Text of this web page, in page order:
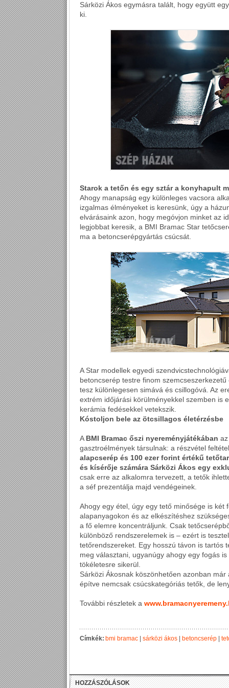
Sárközi Ákos egymásra talált, hogy együtt
ki.
Starok a tetőn és egy sztár a konyhapult
Ahogy manapság egy különleges vacsora
izgalmas élményeket is keresünk, úgy a
elvárásaink azon, hogy megóvjon minket az
legjobbat keresik, a BMI Bramac Star
ma a betoncserépgyártás csúcsát.
A Star modellek egyedi
betoncserép testre finom
tesz különlegesen simává és csillogóvá. Az
extrém időjárási körülményekkel szemben is
kerámia fedésekkel vetekszik.
Kóstoljon bele az ötcsillagos életérzésbe
A BMI Bramac őszi nyereményjátékában
gasztroélmények társulnak: a részvétel
alapcserép és 100 ezer forint értékű
és kísérője számára Sárközi Ákos egy
csak erre az alkalomra tervezett, a tetők
a séf prezentálja majd vendégeinek.
Ahogy egy étel, úgy egy tető minősége is
alapanyagokon és az elkészítéshez
a fő elemre koncentráljunk. Csak
különböző rendszerelemek is – ezért is
tetőrendszereket. Egy hosszú távon is tartós
meg választani, ugyanúgy ahogy egy fogás
tökéletesre sikerül.
Sárközi Ákosnak köszönhetően azonban
építve nemcsak csúcskategóriás tetők, de
További részletek a
Címkék: bmi bramac sárközi ákos betoncserép